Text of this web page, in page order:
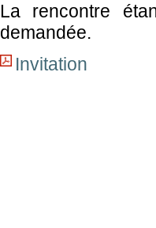
La rencontre
demandée.
Invitation